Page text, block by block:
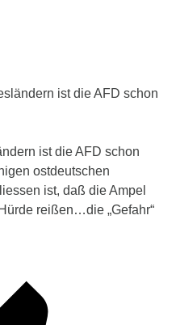
ist die AFD schon
ist die AFD schon
ostdeutschen
ist, daß die Ampel
reißen…die „Gefahr“